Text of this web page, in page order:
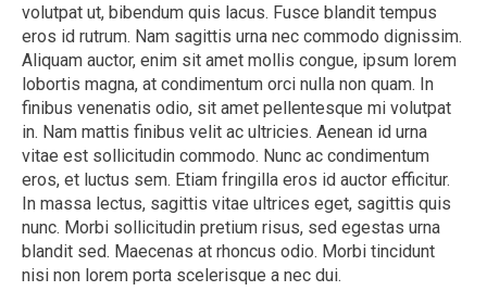
volutpat ut, bibendum quis lacus. Fusce blandit tempus
eros id rutrum. Nam sagittis urna nec commodo dignissim.
Aliquam auctor, enim sit amet mollis congue, ipsum lorem
lobortis magna, at condimentum orci nulla non quam. In
finibus venenatis odio, sit amet pellentesque mi volutpat
in. Nam mattis finibus velit ac ultricies. Aenean id urna
vitae est sollicitudin commodo. Nunc ac condimentum
eros, et luctus sem. Etiam fringilla eros id auctor efficitur.
In massa lectus, sagittis vitae ultrices eget, sagittis quis
nunc. Morbi sollicitudin pretium risus, sed egestas urna
blandit sed. Maecenas at rhoncus odio. Morbi tincidunt
nisi non lorem porta scelerisque a nec dui.